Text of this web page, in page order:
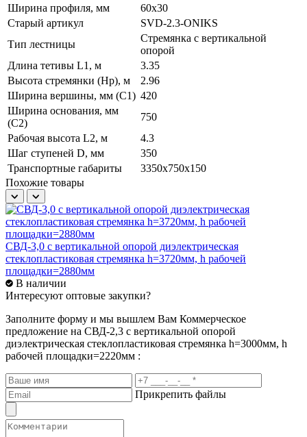
Ширина профиля, мм
60х30
Старый артикул
SVD-2.3-ONIKS
Тип лестницы
Стремянка с вертикальной
опорой
Длина тетивы L1, м
3.35
Высота стремянки (Hр), м
2.96
Ширина вершины, мм (С1) 420
Ширина основания, мм
(С2)
750
Рабочая высота L2, м
4.3
Шаг ступеней D, мм
350
Транспортные габариты
3350x750x150
Похожие товары
СВД-3,0 с вертикальной опорой диэлектрическая
стеклопластиковая стремянка h=3720мм, h рабочей
площадки=2880мм
В наличии
Интересуют оптовые закупки?
Заполните форму и мы вышлем Вам Коммерческое
предложение на СВД-2,3 с вертикальной опорой
диэлектрическая стеклопластиковая стремянка h=3000мм, h
рабочей площадки=2220мм :
Прикрепить файлы